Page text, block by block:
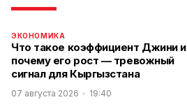
ЭКОНОМИКА
Что такое коэффициент Джини и
почему его рост — тревожный
сигнал для Кыргызстана
07 августа 2026 19:40